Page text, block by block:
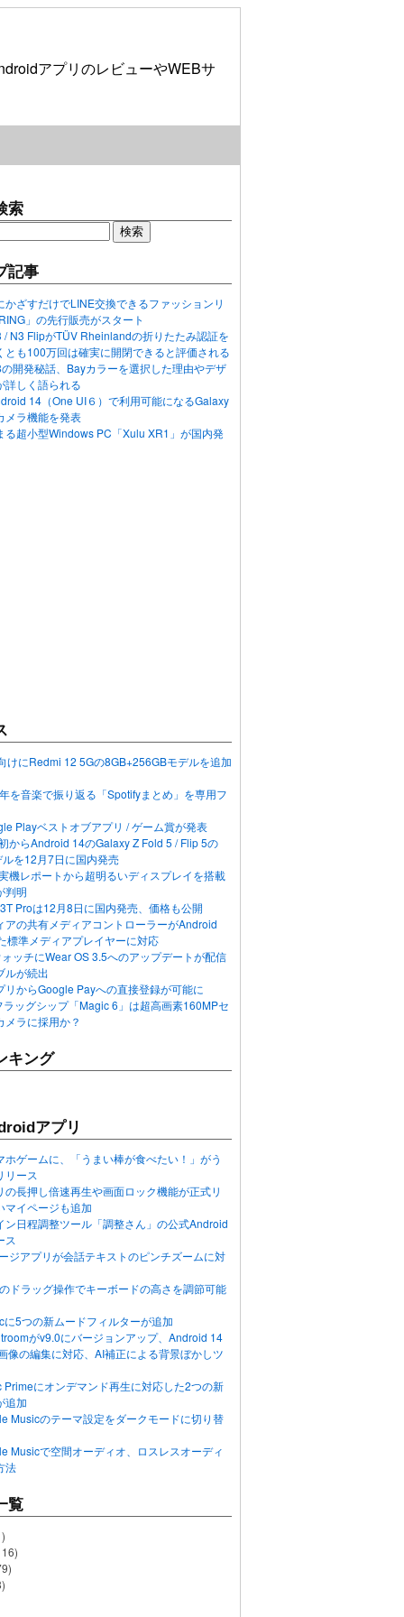
アプリのレビューやWEBサ
索
記事
かざすだけでLINE交換できるファッションリ
」の先行販売がスタート
/ N3 FlipがTÜV Rheinlandの折りたたみ認証を
とも100万回は確実に開閉できると評価される
開発秘話、Bayカラーを選択した理由やデザ
詳しく語られる
14（One UI６）で利用可能になるGalaxy
メラ機能を発表
る超小型Windows PC「Xulu XR1」が国内発
けにRedmi 12 5Gの8GB+256GBモデルを追加
を音楽で振り返る「Spotifyまとめ」を専用フ
Playベストオブアプリ / ゲーム賞が発表
からAndroid 14のGalaxy Z Fold 5 / Flip 5の
を12月7日に国内発売
機レポートから超明るいディスプレイを搭載
判明
Proは12月8日に国内発売、価格も公開
アの共有メディアコントローラーがAndroid
標準メディアプレイヤーに対応
ッチにWear OS 3.5へのアップデートが配信
ルが続出
リからGoogle Payへの直接登録が可能に
ッグシップ「Magic 6」は超高画素160MPセ
メラに採用か？
キング
アプリ
ホゲームに、「うまい棒が食べたい！」がう
リース
の長押し倍速再生や画面ロック機能が正式リ
マイページも追加
ン日程調整ツール「調整さん」の公式Android
ス
ジアプリが会話テキストのピンチズームに対
ドラッグ操作でキーボードの高さを調節可能
に5つの新ムードフィルターが追加
がv9.0にバージョンアップ、Android 14
像の編集に対応、AI補正による背景ぼかしツ
Primeにオンデマンド再生に対応した2つの新
追加
Musicのテーマ設定をダークモードに切り替
Musicで空間オーディオ、ロスレスオーディ
法
覧